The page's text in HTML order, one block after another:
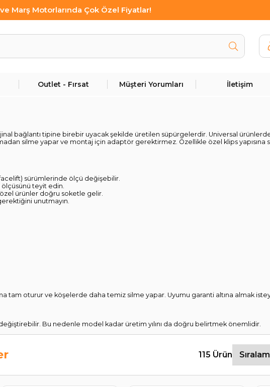
Marş Motorlarında Çok Özel Fiyatlar!
Outlet - Fırsat Müşteri Yorumları İletişim
bağlantı tipine birebir uyacak şekilde üretilen süpürgelerdir. Universal
silme yapar ve montaj için adaptör gerektirmez. Özellikle özel klips
(facelift) sürümlerinde ölçü değişebilir.
ölçüsünü teyit edin.
ürünler doğru soketle gelir.
unutmayın.
oturur ve köşelerde daha temiz silme yapar. Uyumu garanti altına almak
Bu nedenle model kadar üretim yılını da doğru belirtmek önemlidir.
115 Ürün